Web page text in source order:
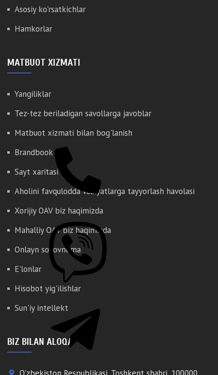
Asosiy ko'rsatkichlar
Hamkorlar
MATBUOT XIZMATI
Yangiliklar
Tez-tez beriladigan savollarga javoblar
Matbuot xizmati bilan bog'lanish
Brandbook
Sayt xaritasi
Aholini favqulodda vaziyatlarga tayyorlash havolasi
Xorijiy OAV biz haqimizda
Mahalliy OAV biz haqimizda
Onlayn so'rovnoma
E'lonlar
Hisobot yig'ilishlar
Sun'iy intellekt
BIZ BILAN ALOQA
place